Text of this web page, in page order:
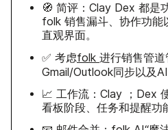
🧭 简评：Clay Dex 都是
folk 销售漏斗、协作功
直观界面。
✅ 考虑folk 进行销售管道
Gmail/Outlook同步以及AI
📈 工作流：Clay ；Dex
看板阶段、任务和提醒功